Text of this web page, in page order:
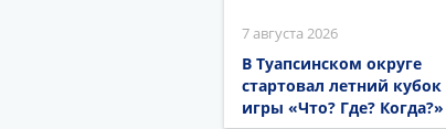
7 августа 2026
В Туапсинском округе
стартовал летний кубок
игры «Что? Где? Когда?»